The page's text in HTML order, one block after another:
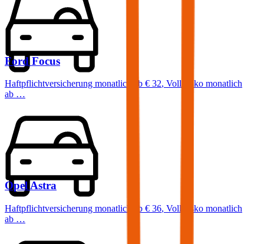
Ford Focus
Haftpflichtversicherung monatlich ab € 32, Vollkasko monatlich
ab …
Opel Astra
Haftpflichtversicherung monatlich ab € 36, Vollkasko monatlich
ab …